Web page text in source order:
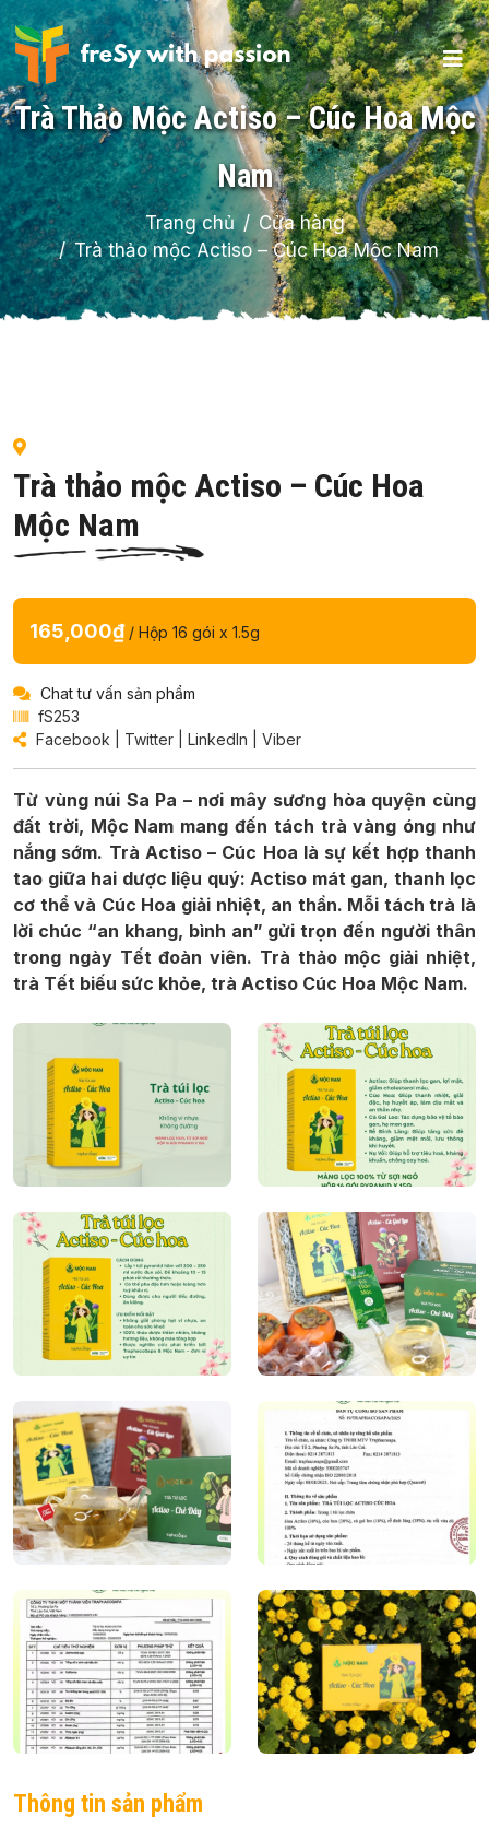
Trà Thảo Mộc Actiso – Cúc Hoa Mộc
Nam
Trang chủ
Cửa hàng
Trà thảo mộc Actiso – Cúc Hoa Mộc Nam
Trà thảo mộc Actiso – Cúc Hoa
Mộc Nam
165,000₫ / Hộp 16 gói x 1.5g
Chat tư vấn sản phẩm
fS253
Facebook
Twitter LinkedIn Viber
Từ vùng núi Sa Pa – nơi mây sương hòa quyện cùng
đất trời, Mộc Nam mang đến tách trà vàng óng như
nắng sớm. Trà Actiso – Cúc Hoa là sự kết hợp thanh
tao giữa hai dược liệu quý: Actiso mát gan, thanh lọc
cơ thể và Cúc Hoa giải nhiệt, an thần. Mỗi tách trà là
lời chúc “an khang, bình an” gửi trọn đến người thân
trong ngày Tết đoàn viên. Trà thảo mộc giải nhiệt,
trà Tết biếu sức khỏe, trà Actiso Cúc Hoa Mộc Nam.
Thông tin sản phẩm